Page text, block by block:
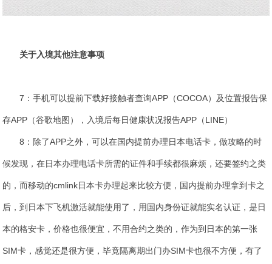
关于入境其他注意事项
7：手机可以提前下载好接触者查询APP（COCOA）及位置报告保
存APP（谷歌地图），入境后每日健康状况报告APP（LINE）
8：除了APP之外，可以在国内提前办理日本电话卡，做攻略的时
候发现，在日本办理电话卡所需的证件和手续都很麻烦，还要签约之类
的，而移动的cmlink日本卡办理起来比较方便，国内提前办理拿到卡之
后，到日本下飞机激活就能使用了，用国内身份证就能实名认证，是日
本的格安卡，价格也很便宜，不用合约之类的，作为到日本的第一张
SIM卡，感觉还是很方便，毕竟隔离期出门办SIM卡也很不方便，有了